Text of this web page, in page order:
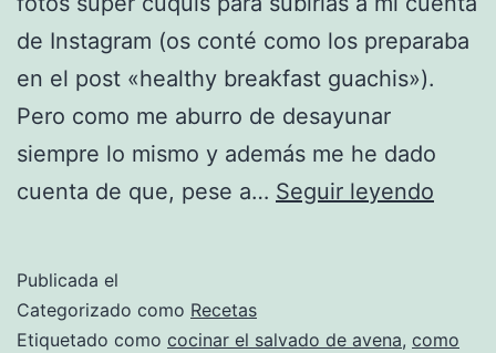
de Instagram (os conté como los preparaba
en el post «healthy breakfast guachis»).
Pero como me aburro de desayunar
siempre lo mismo y además me he dado
cuenta de que, pese a… Seguir leyendo
Publicada el
Categorizado como Recetas
Etiquetado como cocinar el salvado de avena, como